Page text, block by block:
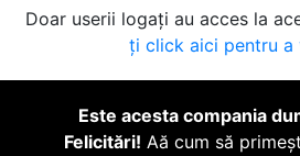
Doar userii logați au acces la
ți click aici pentru a
Este acesta compania
Felicitări! Aă cum să